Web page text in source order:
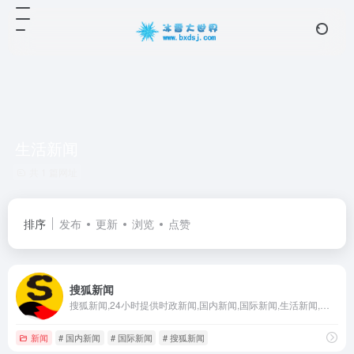
排序 发布 更新 浏览 点赞
搜狐新闻
新闻 # 国内新闻 # 国际新闻 # 搜狐新闻